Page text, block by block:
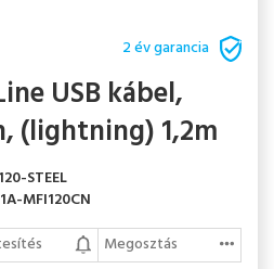
2 év garancia
USB kábel,
(lightning) 1,2m
STEEL
MFI120CN
Megosztás